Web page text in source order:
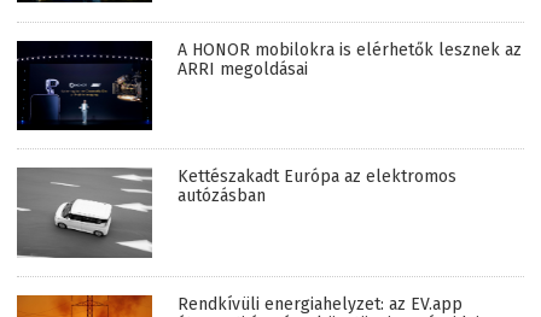
A HONOR mobilokra is elérhetők lesznek az
ARRI megoldásai
Kettészakadt Európa az elektromos
autózásban
Rendkívüli energiahelyzet: az EV.app